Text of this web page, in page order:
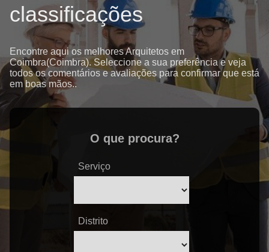
classificações
Encontre aqui os melhores Arquitetos em
Coimbra(Coimbra). Seleccione a sua preferência e veja
todos os comentários e avaliações para confirmar que está
em boas mãos..
O que procura?
Serviço
Distrito